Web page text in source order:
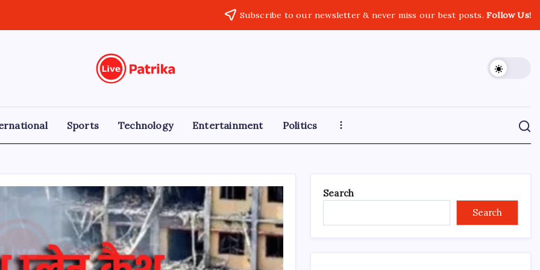
Subscribe to our newsletter & never miss our best posts. Follow Us!
Live
Breaking
News,
Updates
Sports Technology Entertainment Politics
Search
Search